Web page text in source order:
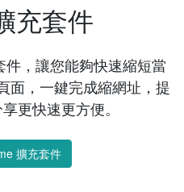
充套件
，讓您能夠快速縮短當
面，一鍵完成縮網址，提
更快速更方便。
擴充套件